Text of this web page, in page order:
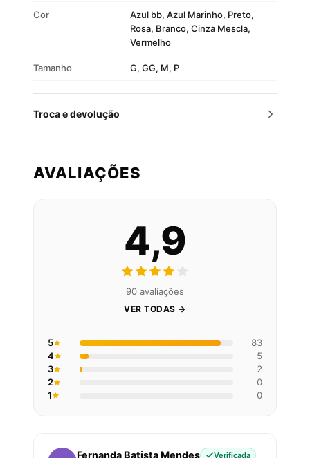
Cor
Azul bb, Azul Marinho, Preto,
Rosa, Branco, Cinza Mescla,
Vermelho
Tamanho G, GG, M, P
Troca e devolução
AVALIAÇÕES
4,9
90 avaliações
VER TODAS →
5
83
4
5
3
2
2
0
1
0
Fernanda Batista Mendes Verificada